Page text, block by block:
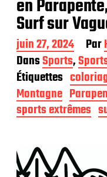
en
Surf sur
D
a
t
e
d
e
p
l
i
juin 27, 2024 Par
DansSports,
Étiquettes
Montagne
sports extrêmes